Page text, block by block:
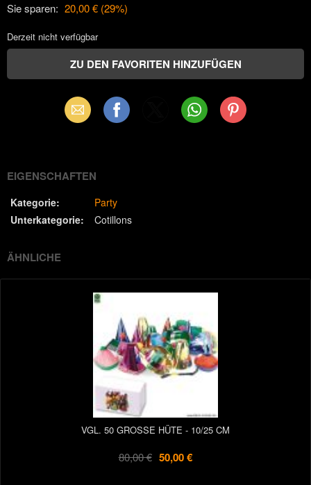
Sie sparen: 20,00 € (29%)
Derzeit nicht verfügbar
Email Facebook WhatsAppPinterest
EIGENSCHAFTEN
Kategorie:
Party
Unterkategorie:
Cotillons
ÄHNLICHE
VGL. 50 GROSSE HÜTE - 10/25 CM
80,00 € 50,00 €